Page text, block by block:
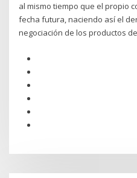
al mismo tiempo que el propio
fecha futura, naciendo así el
negociación de los productos